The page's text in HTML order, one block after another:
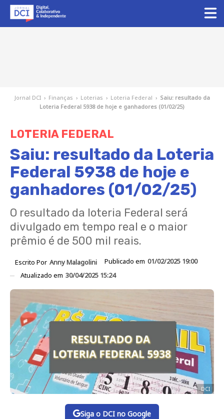
Jornal DCI › Finanças › Loterias › Loteria Federal › Saiu: resultado da
Loteria Federal 5938 de hoje e ganhadores (01/02/25)
LOTERIA FEDERAL
Saiu: resultado da Loteria
Federal 5938 de hoje e
ganhadores (01/02/25)
O resultado da loteria Federal será
divulgado em tempo real e o maior
prêmio é de 500 mil reais.
Escrito Por Anny Malagolini Publicado em 01/02/2025 19:00
Atualizado em 30/04/2025 15:24
DCI
Siga o DCI no Google